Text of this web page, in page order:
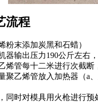
流程
末添加炭黑和石蜡）
出压力190公斤左右，
管每十二米进行次截断
烯管放入加热器（a
对模具用火枪进行预